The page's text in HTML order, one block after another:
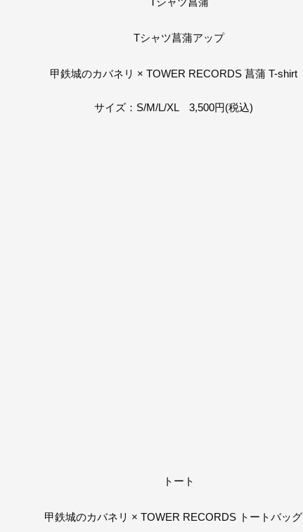
甲鉄城のカバネリ × TOWER RECORDS 菖蒲 T-shirt
サイズ：S/M/L/XL 3,500円(税込)
甲鉄城のカバネリ × TOWER RECORDS トートバッグ